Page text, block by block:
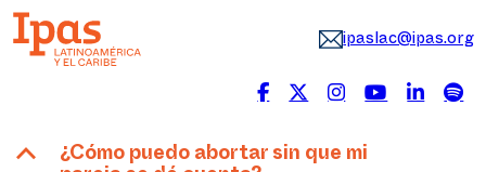
ipaslac@ipas.org
B ¿Cómo puedo abortar sin que mi